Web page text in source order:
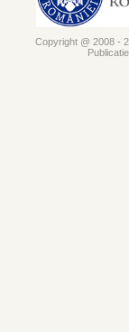
Copyright @ 2008 -